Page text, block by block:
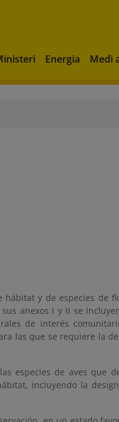
Energia Medi
y de especies de
anexos I y II se
de interés
las que se requiere la
especies de aves que
incluyendo la